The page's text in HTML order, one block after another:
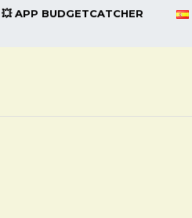
💥 APP BUDGETCATCHER